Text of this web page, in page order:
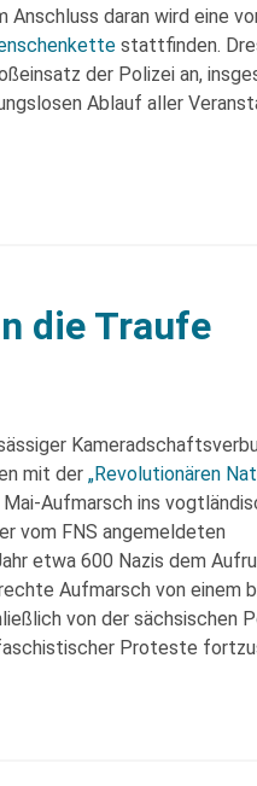
Anschluss daran wird eine
stattfinden.
der Polizei an,
Ablauf aller
die Traufe
mit der „Revolutionären
Mai-Aufmarsch ins
vom FNS angemeldeten
etwa 600 Nazis dem
Aufmarsch von einem
von der sächsischen
Proteste